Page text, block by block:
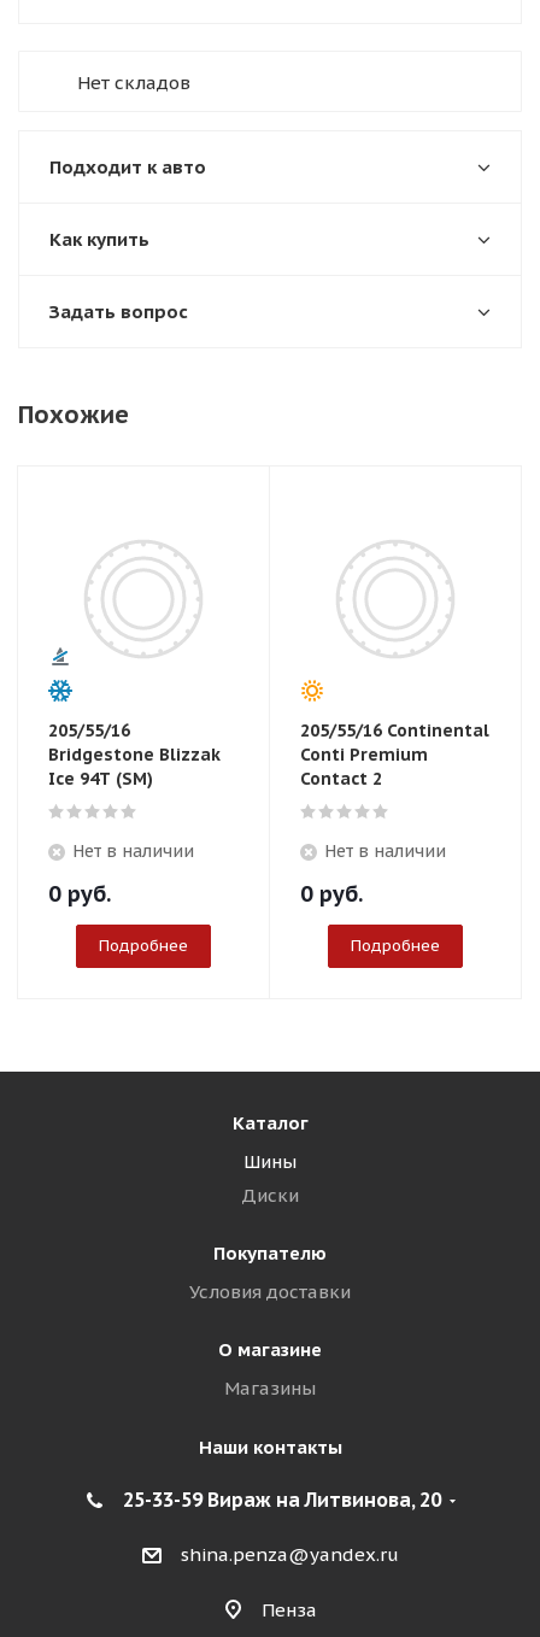
Нет складов
Подходит к авто
Как купить
Задать вопрос
Похожие
205/55/16
Bridgestone Blizzak
Ice 94T (SM)
Нет в наличии
0 руб.
Подробнее
205/55/16 Continental
Conti Premium
Contact 2
Нет в наличии
0 руб.
Подробнее
Каталог
Шины
Диски
Покупателю
Условия доставки
О магазине
Магазины
Наши контакты
25-33-59 Вираж на Литвинова, 20
shina.penza@yandex.ru
Пенза